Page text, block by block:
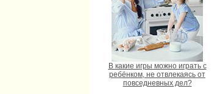
В какие игры можно играть с
ребёнком, не отвлекаясь от
повседневных дел?